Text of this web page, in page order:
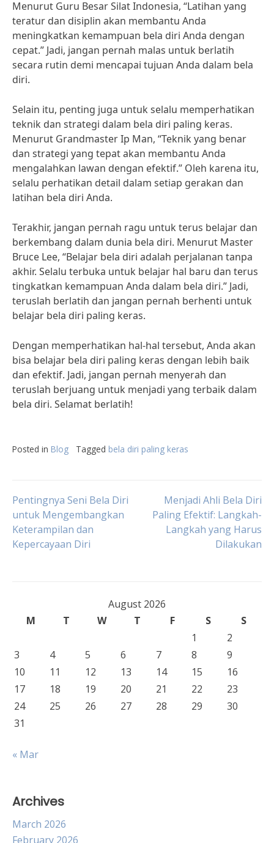
Menurut Guru Besar Silat Indonesia, “Latihan yang
teratur dan disiplin akan membantu Anda
meningkatkan kemampuan bela diri Anda dengan
cepat.” Jadi, jangan pernah malas untuk berlatih
secara rutin demi mencapai tujuan Anda dalam bela
diri.
Selain itu, penting juga untuk selalu memperhatikan
teknik dan strategi dalam bela diri paling keras.
Menurut Grandmaster Ip Man, “Teknik yang benar
dan strategi yang tepat akan membantu Anda
mengalahkan lawan dengan efektif.” Oleh karena itu,
selalu perhatikan detail dalam setiap gerakan dan
latihan bela diri Anda.
Terakhir, jangan pernah ragu untuk terus belajar dan
berkembang dalam dunia bela diri. Menurut Master
Bruce Lee, “Belajar bela diri adalah perjalanan tanpa
akhir. Selalu terbuka untuk belajar hal baru dan terus
tingkatkan kemampuan Anda dalam bela diri.” Jadi,
teruslah berlatih dan jangan pernah berhenti untuk
belajar bela diri paling keras.
Dengan memperhatikan hal-hal tersebut, Anda akan
bisa belajar bela diri paling keras dengan lebih baik
dan efektif. Jadi, jangan pernah menyerah dan
teruslah berjuang untuk menjadi yang terbaik dalam
bela diri. Selamat berlatih!
Posted in Blog Tagged bela diri paling keras
Post
navigation
Pentingnya Seni Bela Diri
untuk Mengembangkan
Keterampilan dan
Kepercayaan Diri
Menjadi Ahli Bela Diri
Paling Efektif: Langkah-
Langkah yang Harus
Dilakukan
August 2026
M
T W T F S
S
1
2
3
4 5 6 7 8
9
10
11 12 13 14 15
16
17
18 19 20 21 22
23
24
25 26 27 28 29
30
31
« Mar
Archives
March 2026
February 2026